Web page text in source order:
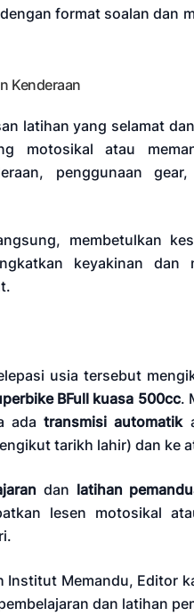
format soalan dan
Kenderaan
latihan yang selamat
motosikal atau
penggunaan
membetulkan
keyakinan dan
usia tersebut
BFull kuasa 500cc.
adatransmisi automatik
tarikh lahir) dan ke
dan latihan
lesen motosikal
Memandu, Editor
dan latihan